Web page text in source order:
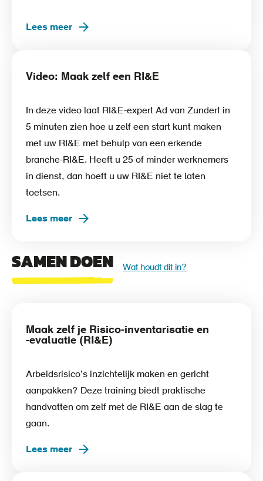
Lees meer
Video: Maak zelf een RI&E
In deze video laat RI&E-expert Ad van Zundert in
5 minuten zien hoe u zelf een start kunt maken
met uw RI&E met behulp van een erkende
branche-RI&E. Heeft u 25 of minder werknemers
in dienst, dan hoeft u uw RI&E niet te laten
toetsen.
Lees meer
SAMEN DOEN Wat houdt dit in?
Maak zelf je Risico-inventarisatie en
-evaluatie (RI&E)­
Arbeidsrisico’s inzichtelijk maken en gericht
aanpakken? Deze training biedt praktische
handvatten om zelf met de RI&E aan de slag te
gaan.
Lees meer